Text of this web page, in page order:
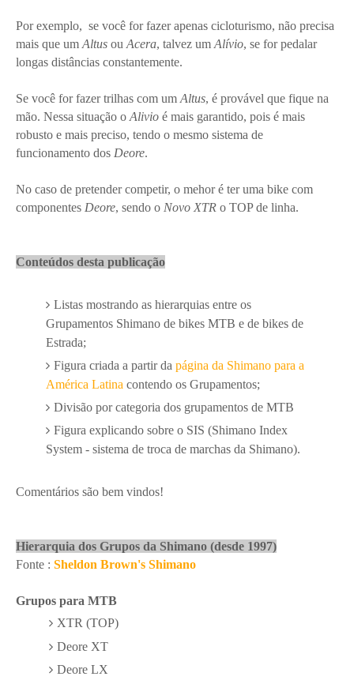
Por exemplo, se você for fazer apenas cicloturismo, não precisa
mais que um Altus ou Acera, talvez um Alívio, se for pedalar
longas distâncias constantemente.
Se você for fazer trilhas com um Altus, é provável que fique na
mão. Nessa situação o Alivio é mais garantido, pois é mais
robusto e mais preciso, tendo o mesmo sistema de
funcionamento dos Deore.
No caso de pretender competir, o mehor é ter uma bike com
componentes Deore, sendo o Novo XTR o TOP de linha.
Conteúdos desta publicação
Listas mostrando as hierarquias entre os
Grupamentos Shimano de bikes MTB e de bikes de
Estrada;
Figura criada a partir da página da Shimano para a
América Latina contendo os Grupamentos;
Divisão por categoria dos grupamentos de MTB
Figura explicando sobre o SIS (Shimano Index
System - sistema de troca de marchas da Shimano).
Comentários são bem vindos!
Hierarquia dos Grupos da Shimano (desde 1997)
Fonte : Sheldon Brown's Shimano
Grupos para MTB
XTR (TOP)
Deore XT
Deore LX